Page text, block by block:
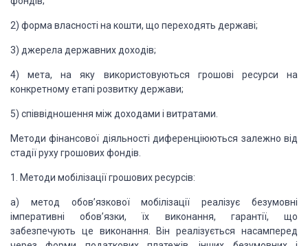
2) форма власності на кошти, що переходять державі;
3) джерела державних доходів;
4) мета, на яку використовуються грошові ресурси на
конкретному етапі розвитку держави;
5) співвідношення між доходами і витратами.
Методи фінансової діяльності диференціюються залежно від
ста­дії руху грошових фондів.
1. Методи мобілізації грошових ресурсів:
а) метод обов’язкової мобілізації реалізує безумовні
імперативні обов’язки, їх виконання, гарантії, що
забезпечують це виконання. Він реалізується насамперед